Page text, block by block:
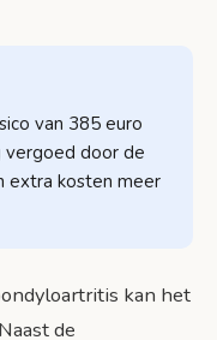
van 385 euro
door de
extra kosten meer
kan het
de